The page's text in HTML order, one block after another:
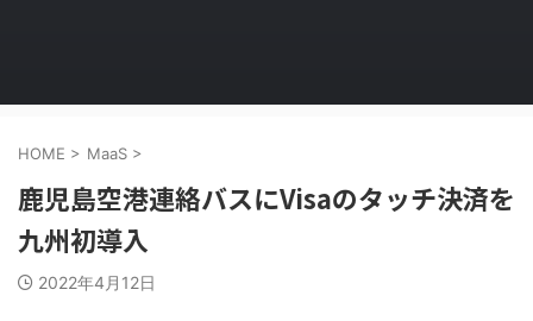
HOME > MaaS >
鹿児島空港連絡バスにVisaのタッチ決済を
九州初導入
2022年4月12日